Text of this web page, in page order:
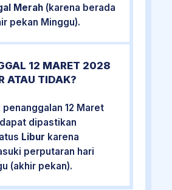
Merah (karena berada
pekan Minggu).
12 MARET 2028
ATAU TIDAK?
penanggalan 12 Maret
dipastikan
Libur karena
perputaran hari
(akhir pekan).